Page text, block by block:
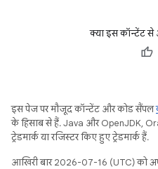
क्या इस कॉन्टेंट
इस पेज पर मौजूद कॉन्टेंट और कोड सैंपल
के हिसाब से हैं. Java और OpenJDK,
ट्रेडमार्क या रजिस्टर किए हुए ट्रेडमार्क हैं.
आखिरी बार 2026-07-16 (UTC) को